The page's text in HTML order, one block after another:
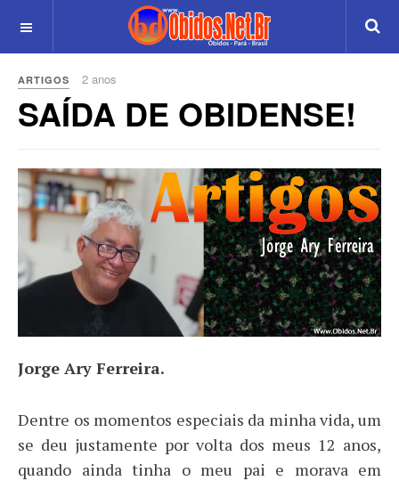
ARTIGOS 2 anos
SAÍDA DE OBIDENSE!
Jorge Ary Ferreira.
Dentre os momentos especiais da minha vida, um
se deu justamente por volta dos meus 12 anos,
quando ainda tinha o meu pai e morava em